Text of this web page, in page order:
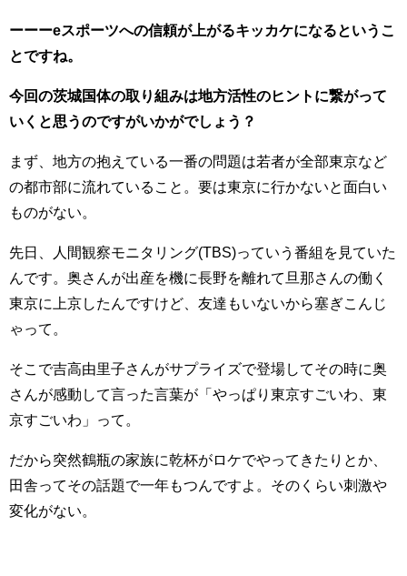
ーーーeスポーツへの信頼が上がるキッカケになるというこ
とですね。
今回の茨城国体の取り組みは地方活性のヒントに繋がって
いくと思うのですがいかがでしょう？
まず、地方の抱えている一番の問題は若者が全部東京など
の都市部に流れていること。要は東京に行かないと面白い
ものがない。
先日、人間観察モニタリング(TBS)っていう番組を見ていた
んです。奥さんが出産を機に長野を離れて旦那さんの働く
東京に上京したんですけど、友達もいないから塞ぎこんじ
ゃって。
そこで吉高由里子さんがサプライズで登場してその時に奥
さんが感動して言った言葉が「やっぱり東京すごいわ、東
京すごいわ」って。
だから突然鶴瓶の家族に乾杯がロケでやってきたりとか、
田舎ってその話題で一年もつんですよ。そのくらい刺激や
変化がない。